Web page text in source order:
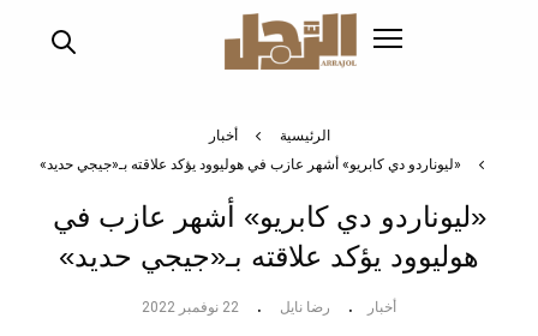
الرئيسية
أخبار
«ليوناردو دي كابريو» أشهر عازب في هوليوود يؤكد علاقته بـ«جيجي حديد»
«ليوناردو دي كابريو» أشهر عازب في
هوليوود يؤكد علاقته بـ«جيجي حديد»
أخبار رضا نايل 22 نوفمبر 2022